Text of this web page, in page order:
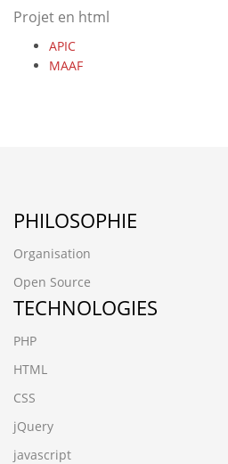
Projet en html
APIC
MAAF
PHILOSOPHIE
Organisation
Open Source
TECHNOLOGIES
PHP
HTML
CSS
jQuery
javascript